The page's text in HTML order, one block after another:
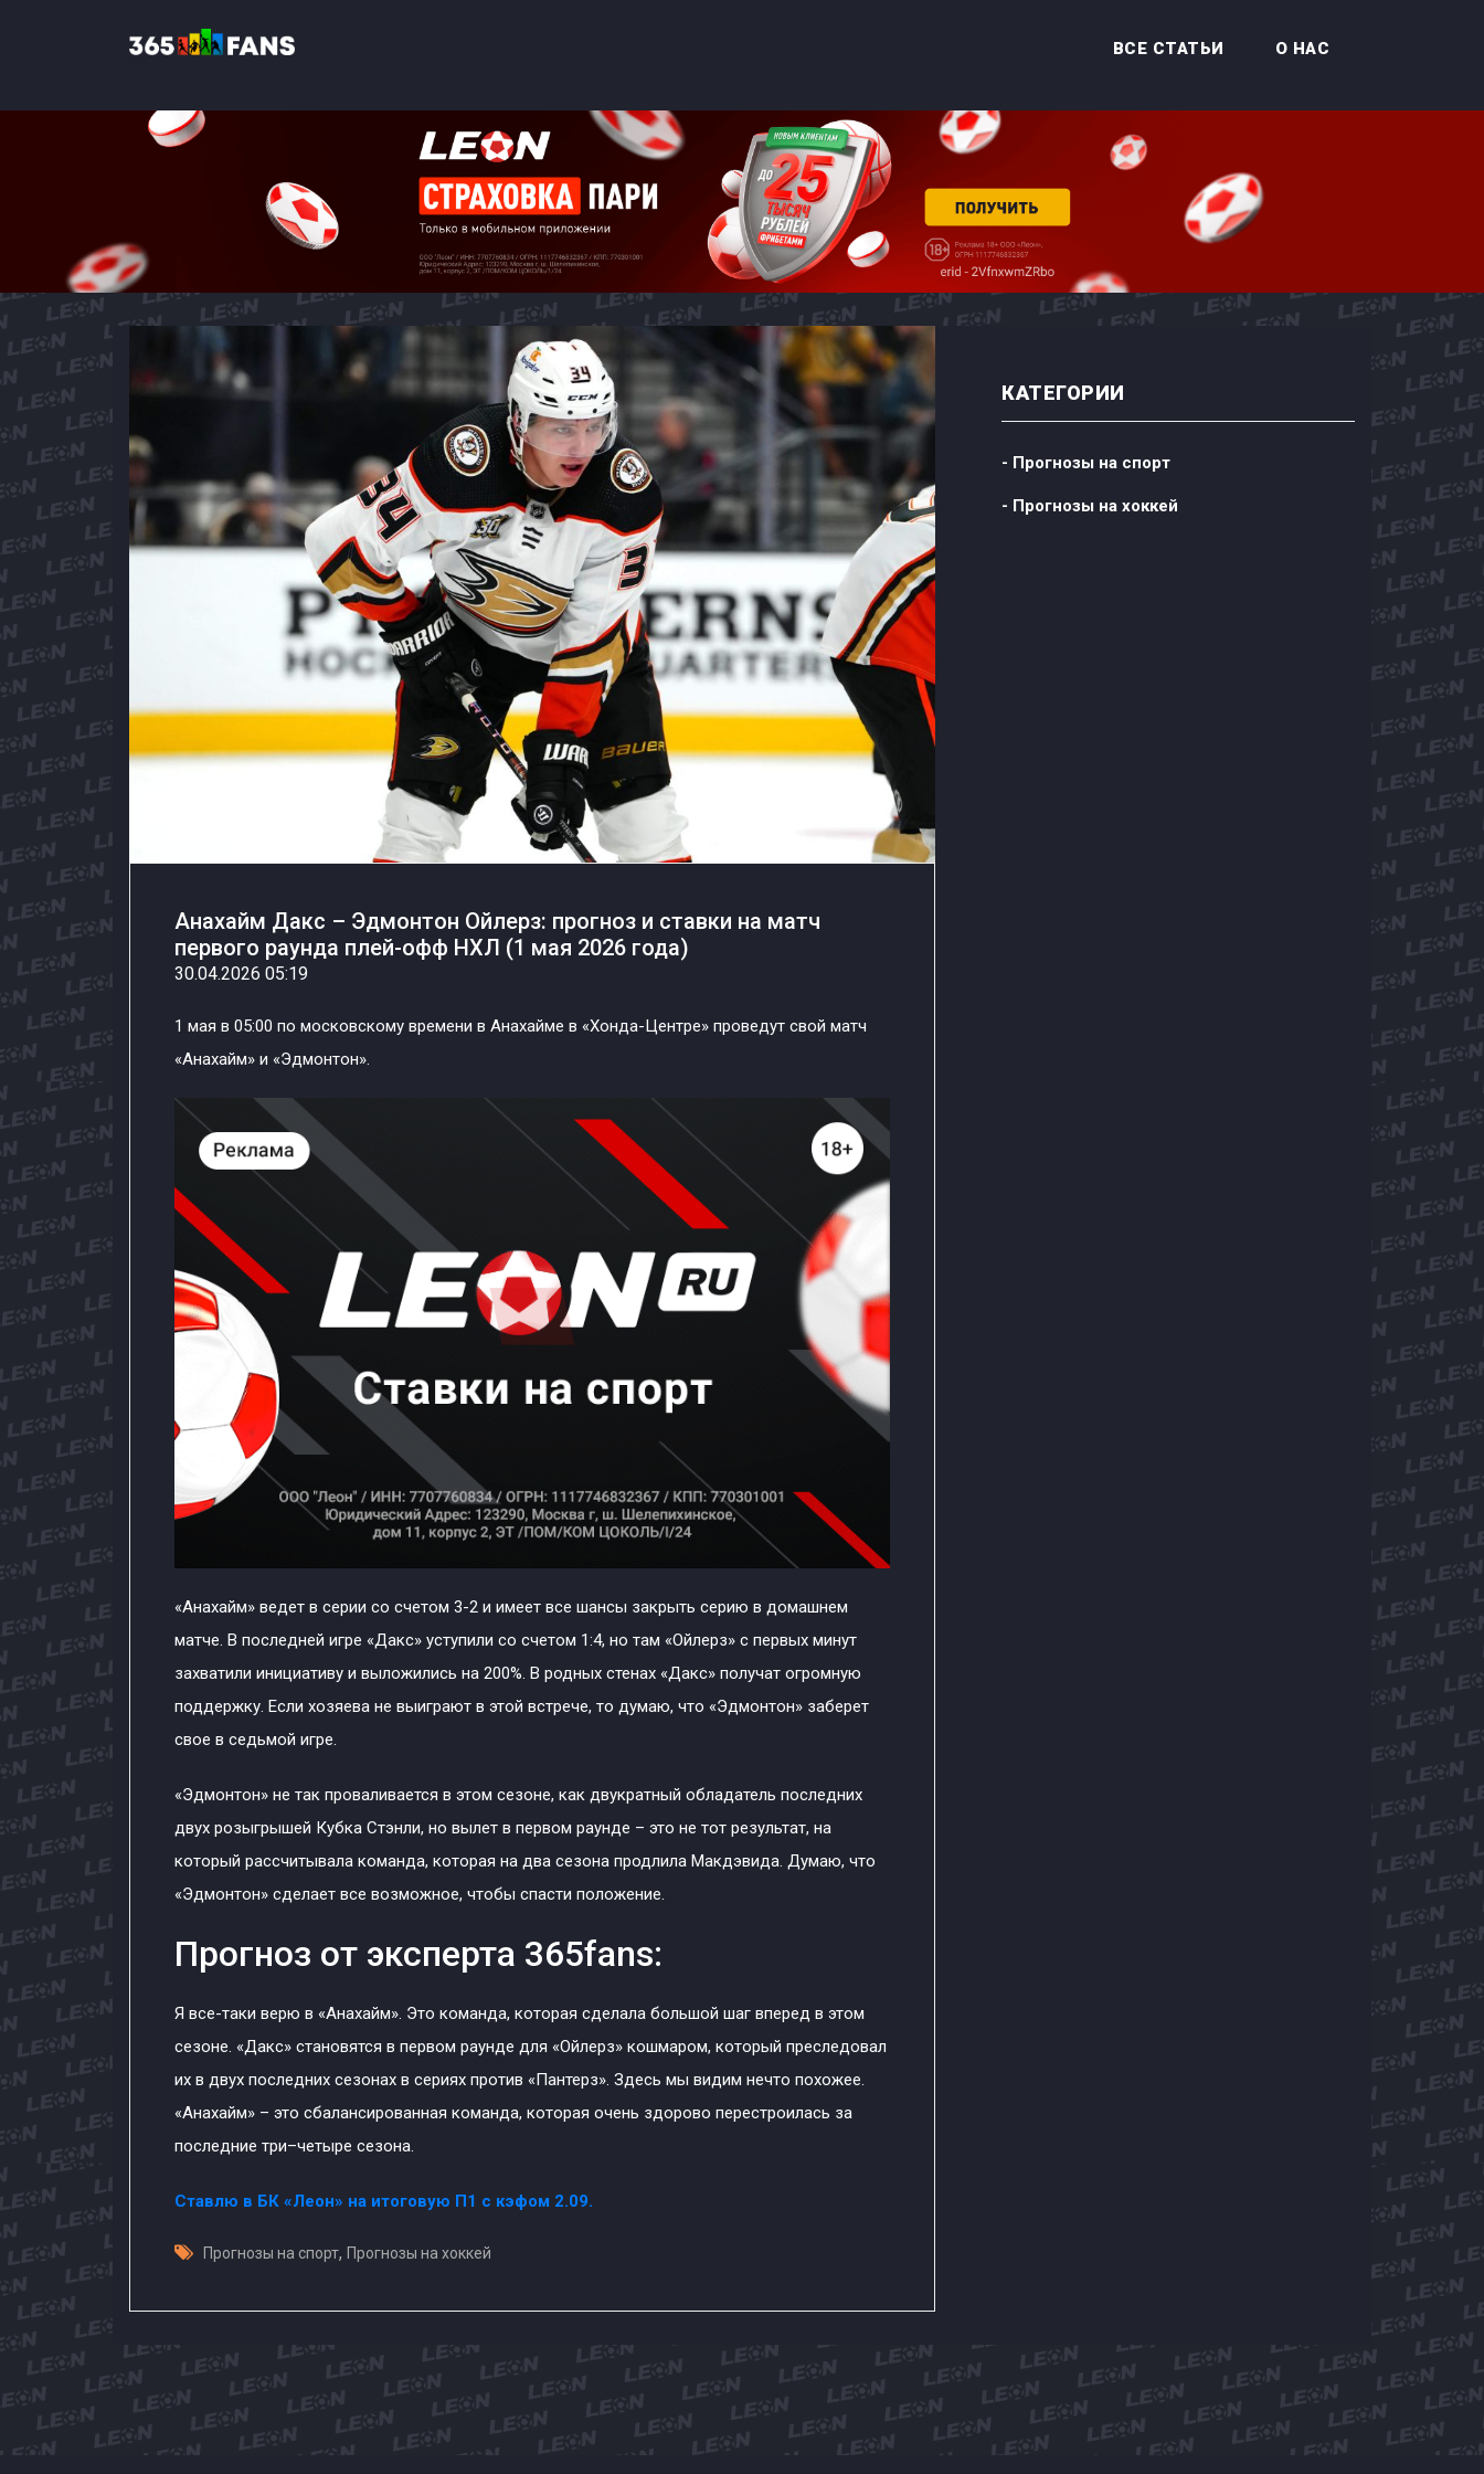
ВСЕ СТАТЬИ О НАС
Анахайм Дакс – Эдмонтон Ойлерз: прогноз и ставки на матч
первого раунда плей-офф НХЛ (1 мая 2026 года)
30.04.2026 05:19
1 мая в 05:00 по московскому времени в Анахайме в «Хонда-Центре» проведут свой матч
«Анахайм» и «Эдмонтон».
«Анахайм» ведет в серии со счетом 3-2 и имеет все шансы закрыть серию в домашнем
матче. В последней игре «Дакс» уступили со счетом 1:4, но там «Ойлерз» с первых минут
захватили инициативу и выложились на 200%. В родных стенах «Дакс» получат огромную
поддержку. Если хозяева не выиграют в этой встрече, то думаю, что «Эдмонтон» заберет
свое в седьмой игре.
«Эдмонтон» не так проваливается в этом сезоне, как двукратный обладатель последних
двух розыгрышей Кубка Стэнли, но вылет в первом раунде – это не тот результат, на
который рассчитывала команда, которая на два сезона продлила Макдэвида. Думаю, что
«Эдмонтон» сделает все возможное, чтобы спасти положение.
Прогноз от эксперта 365fans:
Я все-таки верю в «Анахайм». Это команда, которая сделала большой шаг вперед в этом
сезоне. «Дакс» становятся в первом раунде для «Ойлерз» кошмаром, который преследовал
их в двух последних сезонах в сериях против «Пантерз». Здесь мы видим нечто похожее.
«Анахайм» – это сбалансированная команда, которая очень здорово перестроилась за
последние три–четыре сезона.
Ставлю в БК «Леон» на итоговую П1 с кэфом 2.09.
Прогнозы на спорт, Прогнозы на хоккей
КАТЕГОРИИ
- Прогнозы на спорт
- Прогнозы на хоккей